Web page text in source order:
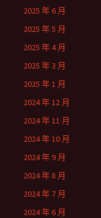
2025 年 6 月
2025 年 5 月
2025 年 4 月
2025 年 3 月
2025 年 1 月
2024 年 12 月
2024 年 11 月
2024 年 10 月
2024 年 9 月
2024 年 8 月
2024 年 7 月
2024 年 6 月